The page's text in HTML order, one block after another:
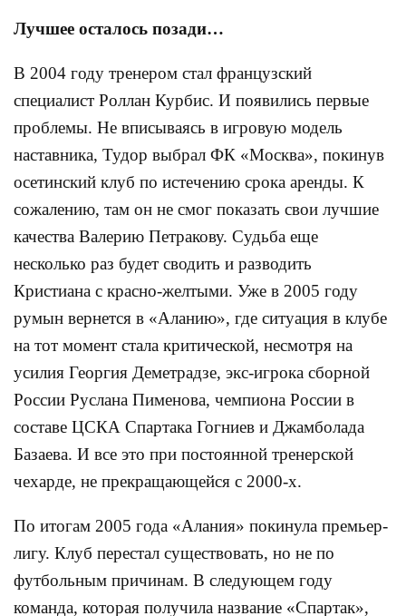
Лучшее осталось позади…
В 2004 году тренером стал французский
специалист Роллан Курбис. И появились первые
проблемы. Не вписываясь в игровую модель
наставника, Тудор выбрал ФК «Москва», покинув
осетинский клуб по истечению срока аренды. К
сожалению, там он не смог показать свои лучшие
качества Валерию Петракову. Судьба еще
несколько раз будет сводить и разводить
Кристиана с красно-желтыми. Уже в 2005 году
румын вернется в «Аланию», где ситуация в клубе
на тот момент стала критической, несмотря на
усилия Георгия Деметрадзе, экс-игрока сборной
России Руслана Пименова, чемпиона России в
составе ЦСКА Спартака Гогниев и Джамболада
Базаева. И все это при постоянной тренерской
чехарде, не прекращающейся с 2000-х.
По итогам 2005 года «Алания» покинула премьер-
лигу. Клуб перестал существовать, но не по
футбольным причинам. В следующем году
команда, которая получила название «Спартак»,